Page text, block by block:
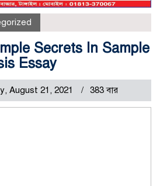
Secrets In Sample
Essay
August 21, 2021 383 বার